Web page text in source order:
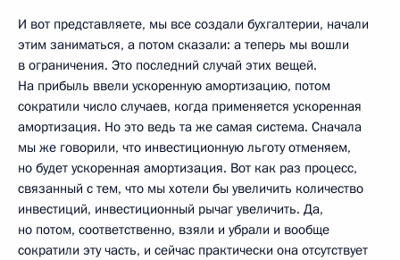
И вот представляете, мы все создали бухгалтерии, начали
этим заниматься, а потом сказали: а теперь мы вошли
в ограничения. Это последний случай этих вещей.
На прибыль ввели ускоренную амортизацию, потом
сократили число случаев, когда применяется ускоренная
амортизация. Но это ведь та же самая система. Сначала
мы же говорили, что инвестиционную льготу отменяем,
но будет ускоренная амортизация. Вот как раз процесс,
связанный с тем, что мы хотели бы увеличить количество
инвестиций, инвестиционный рычаг увеличить. Да,
но потом, соответственно, взяли и убрали и вообще
сократили эту часть, и сейчас практически она отсутствует